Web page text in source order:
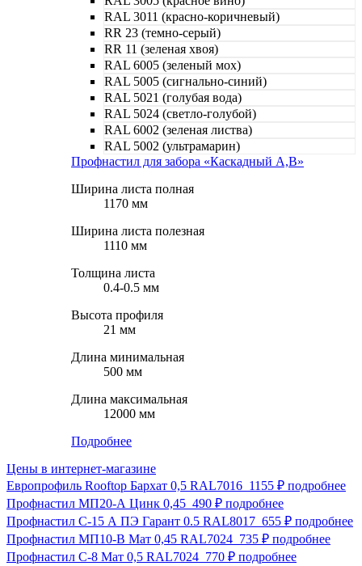
RAL 3011 (красно-коричневый)
RR 23 (темно-серый)
RR 11 (зеленая хвоя)
RAL 6005 (зеленый мох)
RAL 5005 (сигнально-синий)
RAL 5021 (голубая вода)
RAL 5024 (светло-голубой)
RAL 6002 (зеленая листва)
RAL 5002 (ультрамарин)
Профнастил для забора «Каскадный А,B»
Ширина листа полная
1170 мм
Ширина листа полезная
1110 мм
Толщина листа
0.4-0.5 мм
Высота профиля
21 мм
Длина минимальная
500 мм
Длина максимальная
12000 мм
Подробнее
Цены в интернет-магазине
Европрофиль Rooftop Бархат 0,5 RAL7016 1155 ₽ подробнее
Профнастил МП20-А Цинк 0,45 490 ₽ подробнее
Профнастил С-15 А ПЭ Гарант 0.5 RAL8017 655 ₽ подробнее
Профнастил МП10-В Мат 0,45 RAL7024 735 ₽ подробнее
Профнастил С-8 Мат 0,5 RAL7024 770 ₽ подробнее